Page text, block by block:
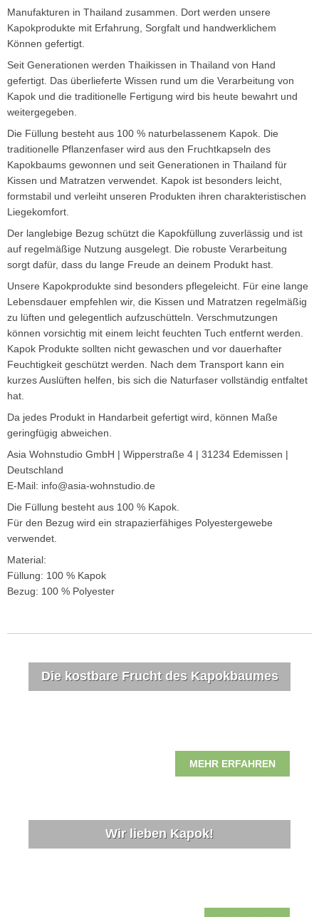
Manufakturen in Thailand zusammen. Dort werden unsere
Kapokprodukte mit Erfahrung, Sorgfalt und handwerklichem
Können gefertigt.
Seit Generationen werden Thaikissen in Thailand von Hand
gefertigt. Das überlieferte Wissen rund um die Verarbeitung von
Kapok und die traditionelle Fertigung wird bis heute bewahrt und
weitergegeben.
Die Füllung besteht aus 100 % naturbelassenem Kapok. Die
traditionelle Pflanzenfaser wird aus den Fruchtkapseln des
Kapokbaums gewonnen und seit Generationen in Thailand für
Kissen und Matratzen verwendet. Kapok ist besonders leicht,
formstabil und verleiht unseren Produkten ihren charakteristischen
Liegekomfort.
Der langlebige Bezug schützt die Kapokfüllung zuverlässig und ist
auf regelmäßige Nutzung ausgelegt. Die robuste Verarbeitung
sorgt dafür, dass du lange Freude an deinem Produkt hast.
Unsere Kapokprodukte sind besonders pflegeleicht. Für eine lange
Lebensdauer empfehlen wir, die Kissen und Matratzen regelmäßig
zu lüften und gelegentlich aufzuschütteln. Verschmutzungen
können vorsichtig mit einem leicht feuchten Tuch entfernt werden.
Kapok Produkte sollten nicht gewaschen und vor dauerhafter
Feuchtigkeit geschützt werden. Nach dem Transport kann ein
kurzes Auslüften helfen, bis sich die Naturfaser vollständig entfaltet
hat.
Da jedes Produkt in Handarbeit gefertigt wird, können Maße
geringfügig abweichen.
Asia Wohnstudio GmbH | Wipperstraße 4 | 31234 Edemissen |
Deutschland
E-Mail: info@asia-wohnstudio.de
Die Füllung besteht aus 100 % Kapok.
Für den Bezug wird ein strapazierfähiges Polyestergewebe
verwendet.
Material:
Füllung: 100 % Kapok
Bezug: 100 % Polyester
Die kostbare Frucht des Kapokbaumes
MEHR ERFAHREN
Wir lieben Kapok!